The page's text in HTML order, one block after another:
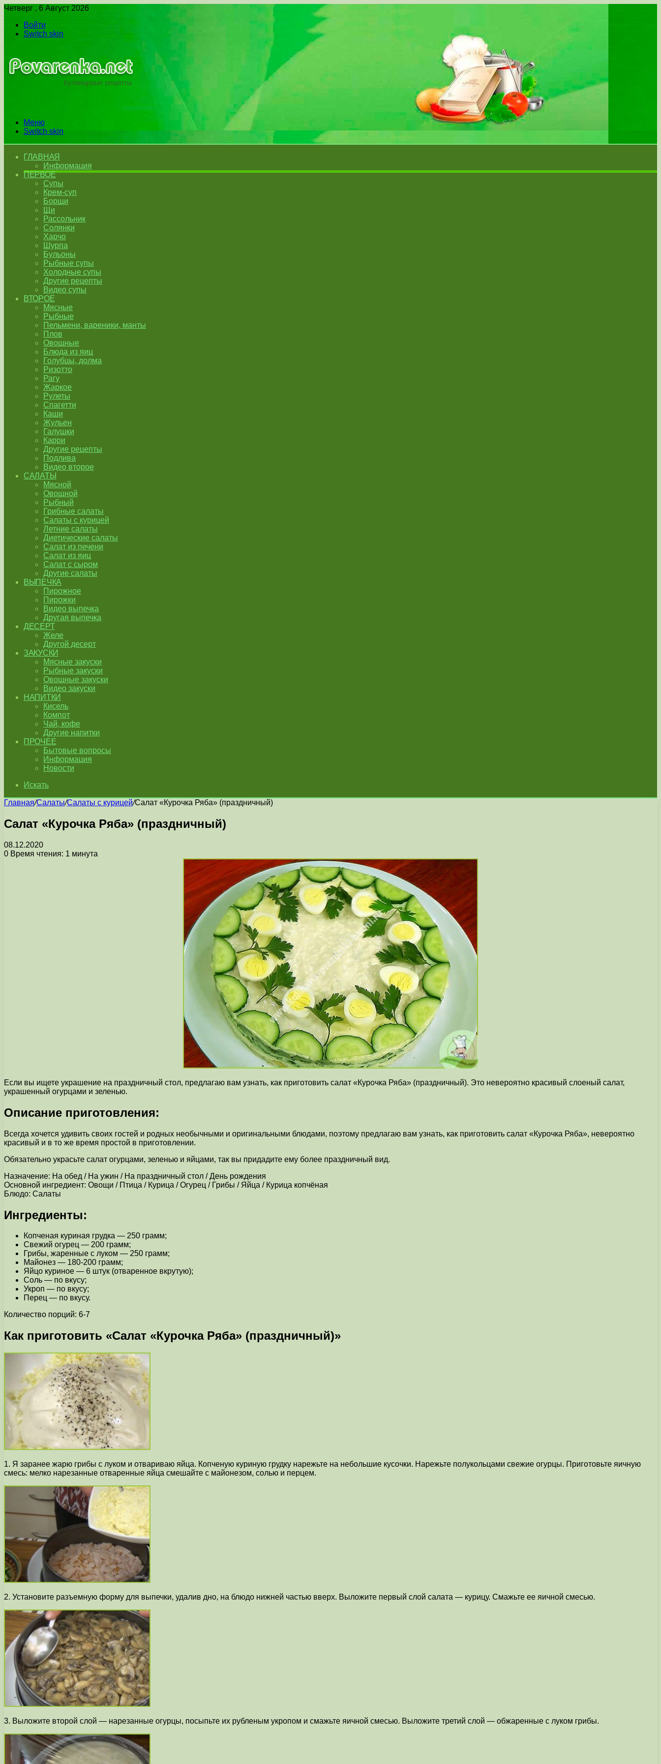
Четверг , 6 Август 2026
Войти
Switch skin
Меню
Switch skin
ГЛАВНАЯ
Информация
ПЕРВОЕ
Супы
Крем-суп
Борщи
Щи
Рассольник
Солянки
Харчо
Шурпа
Бульоны
Рыбные супы
Холодные супы
Другие рецепты
Видео супы
ВТОРОЕ
Мясные
Рыбные
Пельмени, вареники, манты
Плов
Овощные
Блюда из яиц
Голубцы, долма
Ризотто
Рагу
Жаркое
Рулеты
Спагетти
Каши
Жульен
Галушки
Карри
Другие рецепты
Подлива
Видео второе
САЛАТЫ
Мясной
Овощной
Рыбный
Грибные салаты
Салаты с курицей
Летние салаты
Диетические салаты
Салат из печени
Салат из яиц
Салат с сыром
Другие салаты
ВЫПЕЧКА
Пирожное
Пирожки
Видео выпечка
Другая выпечка
ДЕСЕРТ
Желе
Другой десерт
ЗАКУСКИ
Мясные закуски
Рыбные закуски
Овощные закуски
Видео закуски
НАПИТКИ
Кисель
Компот
Чай, кофе
Другие напитки
ПРОЧЕЕ
Бытовые вопросы
Информация
Новости
Искать
Главная/Салаты/Салаты с курицей/Салат «Курочка Ряба» (праздничный)
Салат «Курочка Ряба» (праздничный)
08.12.2020
0 Время чтения: 1 минута
Если вы ищете украшение на праздничный стол, предлагаю вам узнать, как приготовить салат «Курочка Ряба» (праздничный). Это невероятно красивый слоеный салат,
украшенный огурцами и зеленью.
Описание приготовления:
Всегда хочется удивить своих гостей и родных необычными и оригинальными блюдами, поэтому предлагаю вам узнать, как приготовить салат «Курочка Ряба», невероятно
красивый и в то же время простой в приготовлении.
Обязательно украсьте салат огурцами, зеленью и яйцами, так вы придадите ему более праздничный вид.
Назначение: На обед / На ужин / На праздничный стол / День рождения
Основной ингредиент: Овощи / Птица / Курица / Огурец / Грибы / Яйца / Курица копчёная
Блюдо: Салаты
Ингредиенты:
Копченая куриная грудка — 250 грамм;
Свежий огурец — 200 грамм;
Грибы, жаренные с луком — 250 грамм;
Майонез — 180-200 грамм;
Яйцо куриное — 6 штук (отваренное вкрутую);
Соль — по вкусу;
Укроп — по вкусу;
Перец — по вкусу.
Количество порций: 6-7
Как приготовить «Салат «Курочка Ряба» (праздничный)»
1. Я заранее жарю грибы с луком и отвариваю яйца. Копченую куриную грудку нарежьте на небольшие кусочки. Нарежьте полукольцами свежие огурцы. Приготовьте яичную
смесь: мелко нарезанные отваренные яйца смешайте с майонезом, солью и перцем.
2. Установите разъемную форму для выпечки, удалив дно, на блюдо нижней частью вверх. Выложите первый слой салата — курицу. Смажьте ее яичной смесью.
3. Выложите второй слой — нарезанные огурцы, посыпьте их рубленым укропом и смажьте яичной смесью. Выложите третий слой — обжаренные с луком грибы.